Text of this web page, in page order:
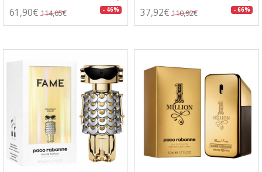
61,90€ 114,05€ - 46% 37,92€ 110,92€ - 66%